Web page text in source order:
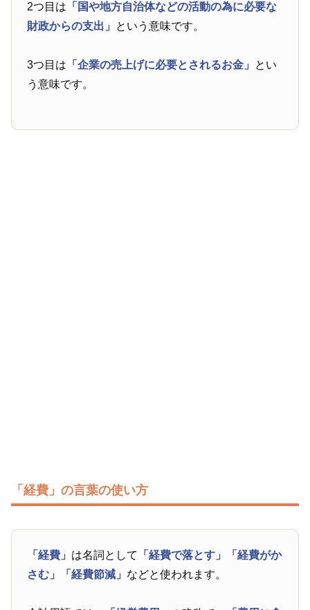
2つ目は 「国や地方自治体などの活動の為に必要な
財政からの支出」 という意味です。
3つ目は 「企業の売上げに必要とされるお金」 とい
う意味です。
「経費」の言葉の使い方
「経費」 は名詞として 「経費で落とす」
「経費がか
さむ」
「経費節減」 などと使われます。